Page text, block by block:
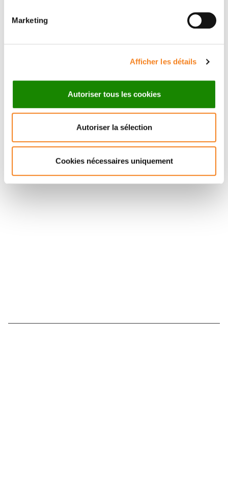
Marketing
Afficher les détails
Autoriser tous les cookies
Autoriser la sélection
Cookies nécessaires uniquement
Suivez l'Institut Curie